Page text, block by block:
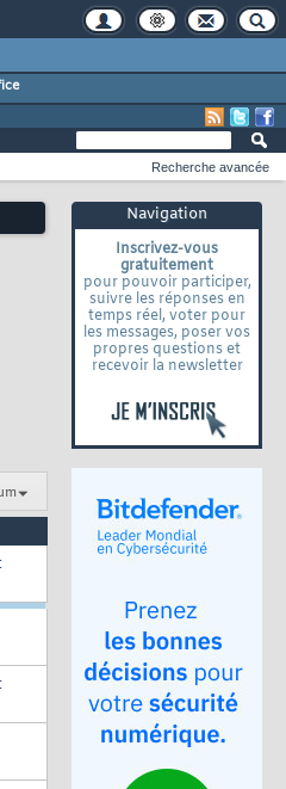
Recherche avancée
Navigation
Inscrivez-vous
gratuitement
pour pouvoir participer,
suivre les réponses en
temps réel, voter pour
les messages, poser vos
propres questions et
recevoir la newsletter